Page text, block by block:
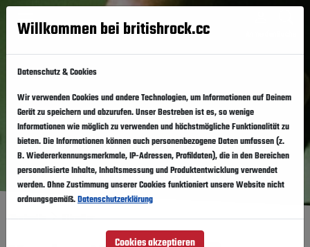
Menü
Startseite Künstler
Willkommen bei britishrock.cc
Datenschutz & Cookies
Wir verwenden Cookies und andere Technologien, um Informationen auf Deinem
Gerät zu speichern und abzurufen. Unser Bestreben ist es, so wenige
Informationen wie möglich zu verwenden und höchstmögliche Funktionalität zu
bieten. Die Informationen können auch personenbezogene Daten umfassen (z.
B. Wiedererkennungsmerkmale, IP-Adressen, Profildaten), die in den Bereichen
personalisierte Inhalte, Inhaltsmessung und Produktentwicklung verwendet
werden. Ohne Zustimmung unserer Cookies funktioniert unsere Website nicht
ordnungsgemäß.Datenschutzerklärung
Cookies akzeptieren